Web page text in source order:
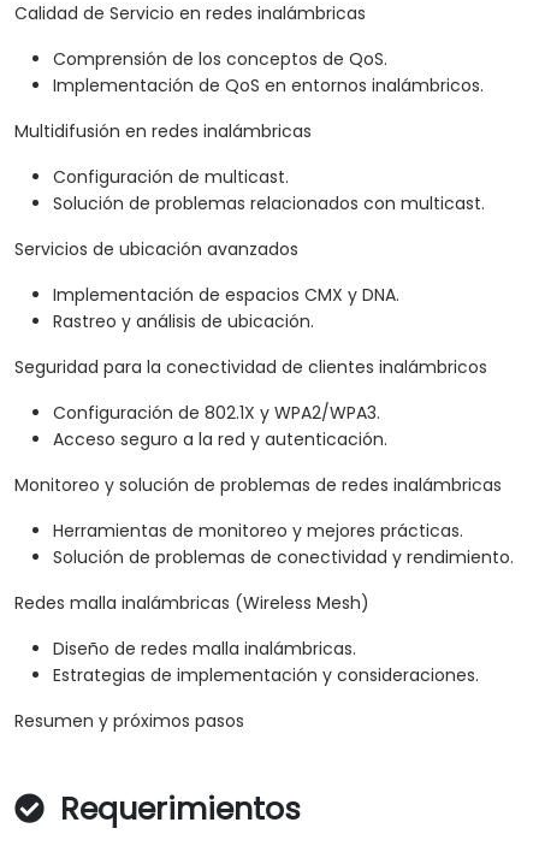
Calidad de Servicio en redes inalámbricas
Comprensión de los conceptos de QoS.
Implementación de QoS en entornos inalámbricos.
Multidifusión en redes inalámbricas
Configuración de multicast.
Solución de problemas relacionados con multicast.
Servicios de ubicación avanzados
Implementación de espacios CMX y DNA.
Rastreo y análisis de ubicación.
Seguridad para la conectividad de clientes inalámbricos
Configuración de 802.1X y WPA2/WPA3.
Acceso seguro a la red y autenticación.
Monitoreo y solución de problemas de redes inalámbricas
Herramientas de monitoreo y mejores prácticas.
Solución de problemas de conectividad y rendimiento.
Redes malla inalámbricas (Wireless Mesh)
Diseño de redes malla inalámbricas.
Estrategias de implementación y consideraciones.
Resumen y próximos pasos
Requerimientos